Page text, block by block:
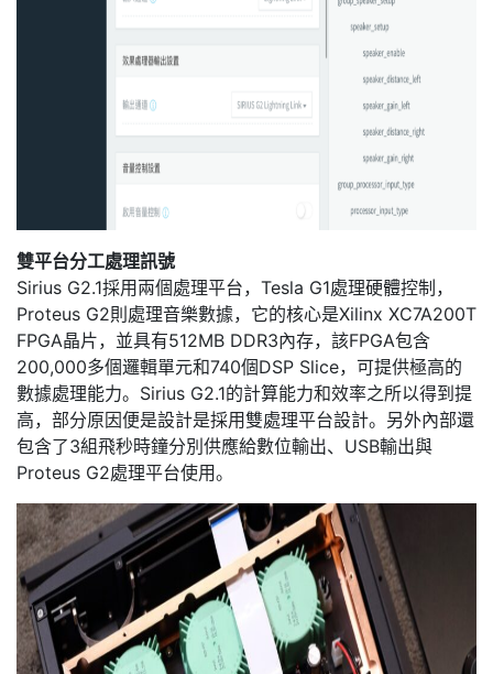
雙平台分工處理訊號
Sirius G2.1採用兩個處理平台，Tesla G1處理硬體控制，
Proteus G2則處理音樂數據，它的核心是Xilinx XC7A200T
FPGA晶片，並具有512MB DDR3內存，該FPGA包含
200,000多個邏輯單元和740個DSP Slice，可提供極高的
數據處理能力。Sirius G2.1的計算能力和效率之所以得到提
高，部分原因便是設計是採用雙處理平台設計。另外內部還
包含了3組飛秒時鐘分別供應給數位輸出、USB輸出與
Proteus G2處理平台使用。